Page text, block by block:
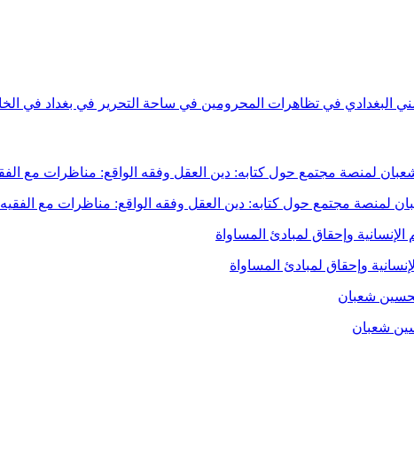
في تظاهرات المحرومين في ساحة التحرير في بغداد في
لمنصة مجتمع حول كتابه: دين العقل وفقه الواقع: مناظرات مع الفقيه
وإحقاق لمبادئ المساواة
شعبان